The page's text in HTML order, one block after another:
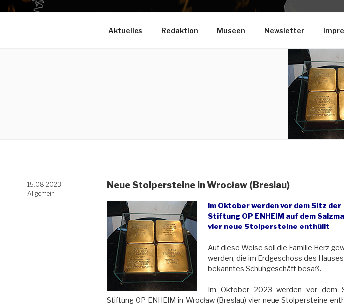
Aktuelles Redaktion Museen Newsletter
Veröffentlicht
am
15.08.2023
Allgemein
Neue Stolpersteine in Wrocław (Breslau)
Im Oktober werden vor dem Sitz der
Stiftung OP ENHEIM auf dem
vier neue Stolpersteine enthüllt
Auf diese Weise soll die Familie Herz
werden, die im Erdgeschoss des
bekanntes Schuhgeschäft besaß.
Im Oktober 2023 werden vor dem
Stiftung OP ENHEIM in Wrocław (Breslau) vier neue Stolpersteine